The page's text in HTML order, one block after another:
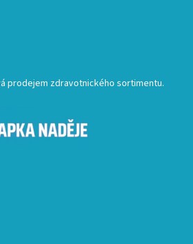
prodejem zdravotnického sortimentu.